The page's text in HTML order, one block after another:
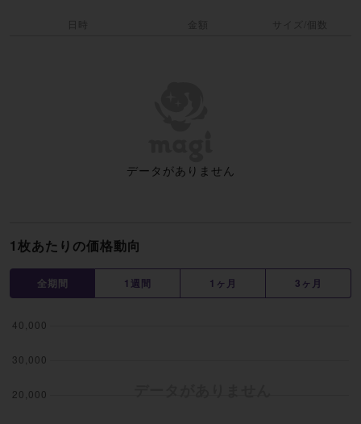
1枚あたりの価格動向
全期間 1週間 1ヶ月 3ヶ月
日時 金額 サイズ/個数
データがありません